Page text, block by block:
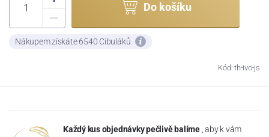
Do košíku
Nákupem získáte 6540 Cibuláků
Kód: th-ivo-js
Každý kus objednávky pečlivě balíme , aby k vám